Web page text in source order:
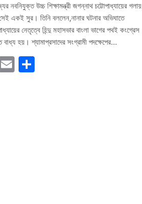
নবনিযুক্ত উচ্চ শিক্ষামন্ত্রী জগন্নাথ চট্টোপাধ্যায়ের গলায়
একই সুর। তিনি বললেন,নানার ঘটনার অভিঘাতে
নেতৃত্বে হিন্দু মহাসভার বাংলা ভাগের পথই কংগ্রেস
হয়। শ্যামাপ্রসাদের সংগ্রামী পদক্ষেপের…
EmailShare